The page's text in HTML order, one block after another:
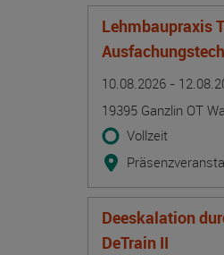
Lehmbaupraxis
10.08.2026 -
19395 Ganzlin OT
Vollzeit
Deeskalation
DeTrain II